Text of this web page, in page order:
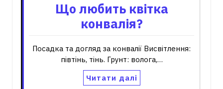
Що любить квітка
конвалія?
Посадка та догляд за конвалії Висвітлення:
півтінь, тінь. Грунт: волога,…
Читати далі